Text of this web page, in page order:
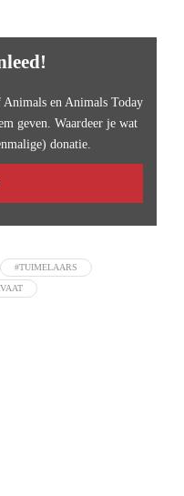
en Animals Today
geven. Waardeer je wat
donatie.
#TUIMELAARS